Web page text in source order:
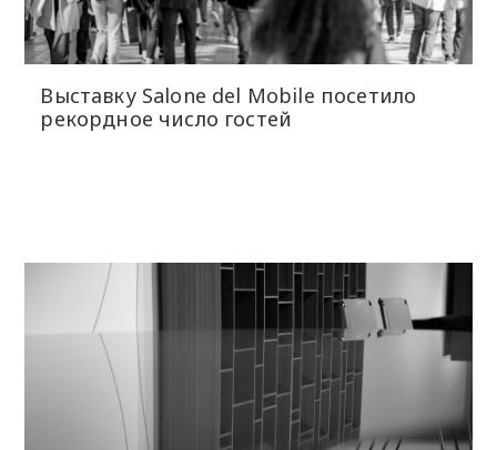
Выставку Salone del Mobile посетило
рекордное число гостей